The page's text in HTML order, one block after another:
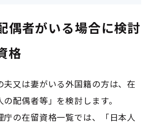
偶者がいる場合に検討
格
夫又は妻がいる外国籍の方は、在
配偶者等」を検討します。
庁の在留資格一覧では、「日本人